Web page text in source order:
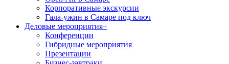
Корпоративные экскурсии
Гала-ужин в Самаре под ключ
Деловые мероприятия+
Конференции
Гибридные мероприятия
Презентации